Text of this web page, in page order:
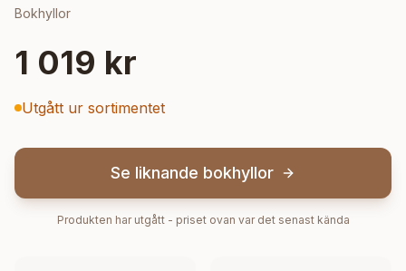
Bokhyllor
1 019 kr
Utgått ur sortimentet
Se liknande bokhyllor
Produkten har utgått - priset ovan var det senast kända